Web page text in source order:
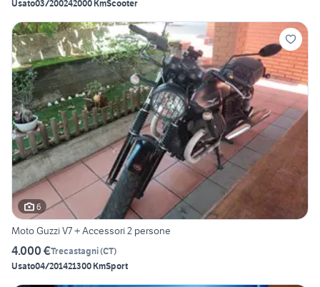
Usato03/200242000 KmScooter
6
Moto Guzzi V7 + Accessori 2 persone
4.000 €Trecastagni(CT)
Usato04/201421300 KmSport